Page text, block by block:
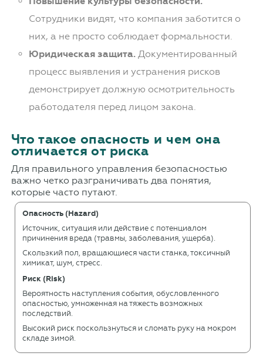
Сотрудники видят, что компания заботится о
них, а не просто соблюдает формальности.
Юридическая защита.Документированный
процесс выявления и устранения рисков
демонстрирует должную осмотрительность
работодателя перед лицом закона.
Что такое опасность и чем она
отличается от риска
Для правильного управления безопасностью
важно четко разграничивать два понятия,
которые часто путают.
Опасность (Hazard)
Источник, ситуация или действие с потенциалом
причинения вреда (травмы, заболевания, ущерба).
Скользкий пол, вращающиеся части станка, токсичный
химикат, шум, стресс.
Риск (Risk)
Вероятность наступления события, обусловленного
опасностью, умноженная на тяжесть возможных
последствий.
Высокий риск поскользнуться и сломать руку на мокром
складе зимой.